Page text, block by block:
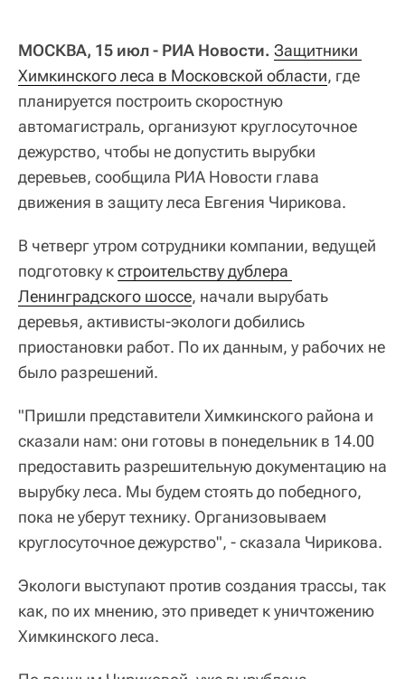
МОСКВА, 15 июл - РИА Новости. Защитники
Химкинского леса в Московской области, где
планируется построить скоростную
автомагистраль, организуют круглосуточное
дежурство, чтобы не допустить вырубки
деревьев, сообщила РИА Новости глава
движения в защиту леса Евгения Чирикова.
В четверг утром сотрудники компании, ведущей
подготовку кстроительству дублера
Ленинградского шоссе, начали вырубать
деревья, активисты-экологи добились
приостановки работ. По их данным, у рабочих не
было разрешений.
"Пришли представители Химкинского района и
сказали нам: они готовы в понедельник в 14.00
предоставить разрешительную документацию на
вырубку леса. Мы будем стоять до победного,
пока не уберут технику. Организовываем
круглосуточное дежурство", - сказала Чирикова.
Экологи выступают против создания трассы, так
как, по их мнению, это приведет к уничтожению
Химкинского леса.